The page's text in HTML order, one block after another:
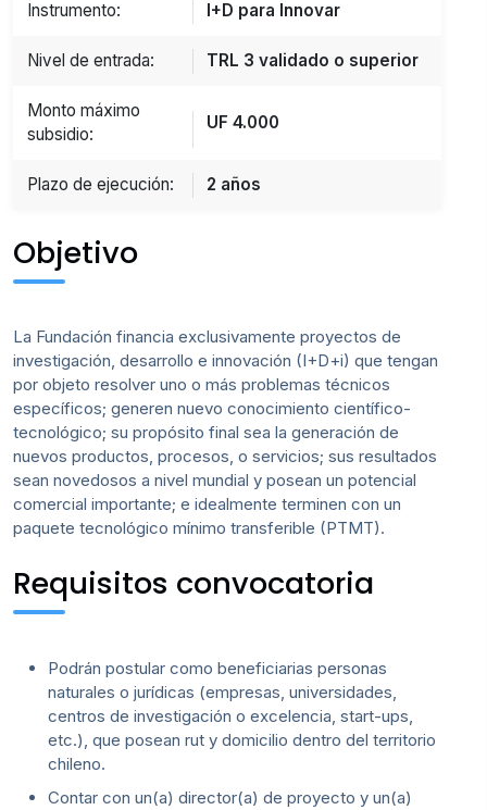
Instrumento: I+D para Innovar
Nivel de entrada: TRL 3 validado o superior
Monto máximo
subsidio:
UF 4.000
Plazo de ejecución: 2 años
Objetivo
La Fundación financia exclusivamente proyectos de
investigación, desarrollo e innovación (I+D+i) que tengan
por objeto resolver uno o más problemas técnicos
específicos; generen nuevo conocimiento científico-
tecnológico; su propósito final sea la generación de
nuevos productos, procesos, o servicios; sus resultados
sean novedosos a nivel mundial y posean un potencial
comercial importante; e idealmente terminen con un
paquete tecnológico mínimo transferible (PTMT).
Requisitos convocatoria
Podrán postular como beneficiarias personas
naturales o jurídicas (empresas, universidades,
centros de investigación o excelencia, start-ups,
etc.), que posean rut y domicilio dentro del territorio
chileno.
Contar con un(a) director(a) de proyecto y un(a)